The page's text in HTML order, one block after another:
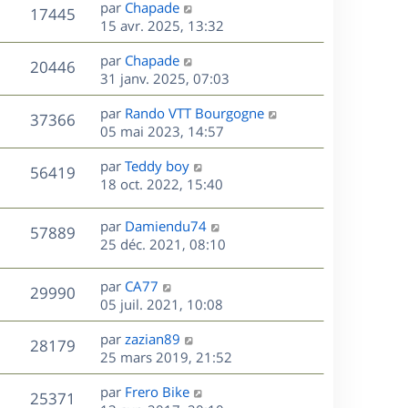
n
i
e
r
m
e
s
s
a
g
e
17445V
u
e
D
e
r
n
i
e
r
m
e
s
s
a
g
e
par Chapade
15 avr. 2025, 13:32
20446V
u
e
s
D
e
r
n
i
e
r
m
e
s
s
e
par Chapade
31 janv. 2025, 07:03
37366V
u
D
e
r
n
i
e
r
m
s
a
e
par Rando VTT Bourgogne
05 mai 2023, 14:57
56419V
u
e
s
D
e
n
i
r
m
e
s
a
e
par Teddy boy
18 oct. 2022, 15:40
57889V
u
e
D
e
i
e
r
m
e
s
par Damiendu74
25 déc. 2021, 08:10
29990V
u
D
e
r
n
i
e
r
par CA77
05 juil. 2021, 10:08
28179V
u
D
e
r
n
par zazian89
25 mars 2019, 21:52
25371
D
par Frero Bike